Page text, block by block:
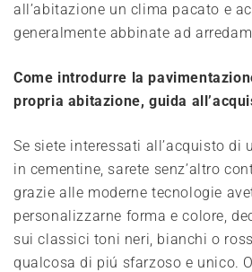
all’abitazione un clima pacato e
generalmente abbinate ad
Come introdurre la
propria abitazione, guida
Se siete interessati all’acquisto di
in cementine, sarete senz’altro
grazie alle moderne tecnologie
personalizzarne forma e colore,
sui classici toni neri, bianchi o
qualcosa di piú sfarzoso e unico.